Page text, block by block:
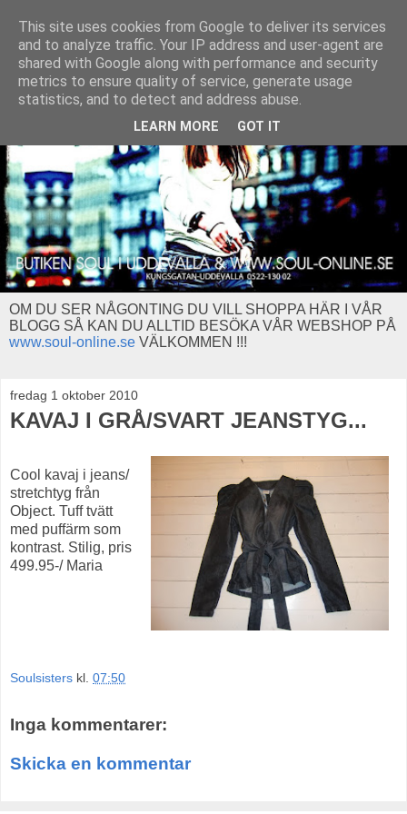
OM DU SER NÅGONTING DU VILL SHOPPA HÄR I VÅR
BLOGG SÅ KAN DU ALLTID BESÖKA VÅR WEBSHOP PÅ
www.soul-online.se VÄLKOMMEN !!!
fredag 1 oktober 2010
KAVAJ I GRÅ/SVART JEANSTYG...
Cool kavaj i jeans/
stretchtyg från
Object. Tuff tvätt
med puffärm som
kontrast. Stilig, pris
499.95-/ Maria
Soulsisters kl. 07:50
Inga kommentarer:
Skicka en kommentar
This site uses cookies from Google to deliver its services
and to analyze traffic. Your IP address and user-agent are
shared with Google along with performance and security
metrics to ensure quality of service, generate usage
statistics, and to detect and address abuse.
LEARN MORE GOT IT